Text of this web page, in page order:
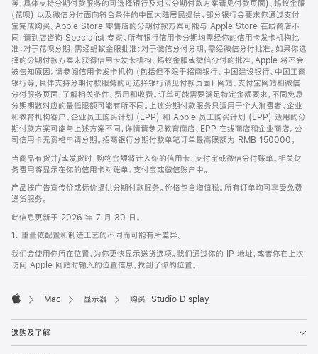
等，具体支持分期付款服务的可选择银行及对应分期付款方案请见付款页面)、蚂蚁金服
(花呗) 以及微信分付面向符合条件的中国大陆居民提供。部分银行会要求你通过支付
宝完成购买。Apple Store 零售店的分期付款方案可能与 Apple Store 在线商店不
同，请到店咨询 Specialist 专家。所有银行信用卡分期均需经你的信用卡发卡机构批
准；对于花呗分期，需经蚂蚁金服批准；对于微信分付分期，需经微信分付批准。如果你选
择的分期付款方案未获得信用卡发卡机构、蚂蚁金服或微信分付的批准，Apple 将不会
被告知原因。请参阅信用卡发卡机构 (包括但不限于招商银行、中国建设银行、中国工商
银行等，具体支持分期付款服务的可选择银行请见付款页面) 网站、支付宝网站和微信
分付服务页面，了解相关条件、费用和收费。订单可能需要满足特定金额要求，不同免息
分期期数对应的最低限额可能有所不同。上述分期付款服务只适用于个人消费者。企业
和教育机构客户、企业员工购买计划 (EPP) 和 Apple 员工购买计划 (EPP) 适用的分
期付款方案可能与上述方案不同，详情请参见教育商店、EPP 在线商店和企业商店。公
司信用卡无资格申请分期。招商银行分期付款单笔订单最高限额为 RMB 150000。
当商品有货并/或发货时，购物金额将计入你的信用卡、支付宝或微信分付账单。相关财
务费用将显示在你的信用卡对账单、支付宝或微信账户中。
产品按广告宣传价或标价提供分期付款服务。价格包含增值税。所有订单均可享受免费
送货服务。
此信息更新于 2026 年 7 月 30 日。
1. 重量依配置和制造工艺的不同而可能有所差异。
我们会使用你所在位置，为你更快显示送货选项。我们通过你的 IP 地址，或者你在上次
访问 Apple 网站时输入的位置信息，找到了你的位置。
Mac 显示器 购买 Studio Display
选购及了解